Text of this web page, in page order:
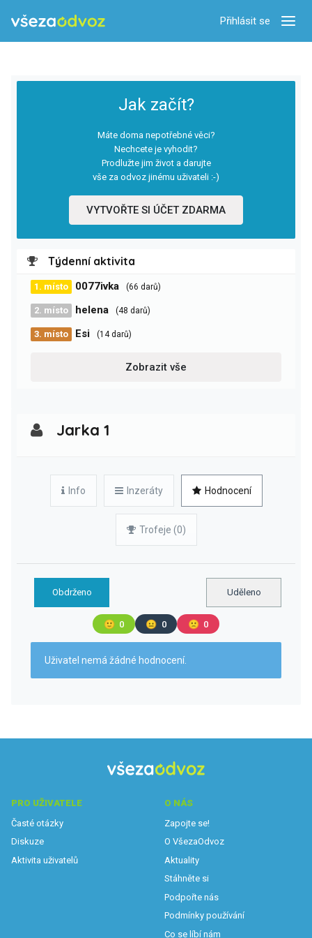
Přihlásit se
Jak začít?
Máte doma nepotřebné věci?
Nechcete je vyhodit?
Prodlužte jim život a darujte
vše za odvoz jinému uživateli :-)
VYTVOŘTE SI ÚČET ZDARMA
Týdenní aktivita
1. místo 0077ivka (66 darů)
2. místo helena (48 darů)
3. místo Esi (14 darů)
Zobrazit vše
Jarka 1
Info Inzeráty Hodnocení
Trofeje (0)
Obdrženo Uděleno
🙂 0 😐 0 🙁 0
Uživatel nemá žádné hodnocení.
PRO UŽIVATELE
Časté otázky
Diskuze
Aktivita uživatelů
O NÁS
Zapojte se!
O VšezaOdvoz
Aktuality
Stáhněte si
Podpořte nás
Podmínky používání
Co se líbí nám